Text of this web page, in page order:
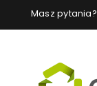
Masz pytania?